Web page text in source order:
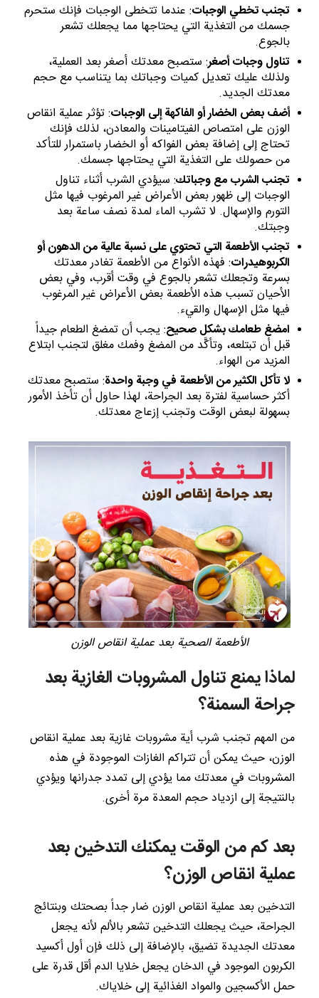
تجنب تخطي الوجبات: عندما تتخطى الوجبات فإنك ستحرم
جسمك من التغذية التي يحتاجها مما يجعلك تشعر
بالجوع.
تناول وجبات أصغر: ستصبح معدتك أصغر بعد العملية،
ولذلك عليك تعديل كميات وجباتك بما يتناسب مع حجم
معدتك الجديد.
أضف بعض الخضار أو الفاكهة إلى الوجبات: تؤثر عملية انقاص
الوزن على امتصاص الفيتامينات والمعادن، لذلك فإنك
تحتاج إلى إضافة بعض الفواكه أو الخضار باستمرار للتأكد
من حصولك على التغذية التي يحتاجها جسمك.
تجنب الشرب مع وجباتك: سيؤدي الشرب أثناء تناول
الوجبات إلى ظهور بعض الأعراض غير المرغوب فيها مثل
التورم والإسهال. لا تشرب الماء لمدة نصف ساعة بعد
وجبتك.
تجنب الأطعمة التي تحتوي على نسبة عالية من الدهون أو
الكربوهيدرات: فهذه الأنواع من الأطعمة تغادر معدتك
بسرعة وتجعلك تشعر بالجوع في وقت أقرب، وفي بعض
الأحيان تسبب هذه الأطعمة بعض الأعراض غير المرغوب
فيها مثل الإسهال والقيء.
امضغ طعامك بشكل صحيح: يجب أن تمضغ الطعام جيداً
قبل أن تبتلعه، وتأكَّد من المضغ وفمك مغلق لتجنب ابتلاع
المزيد من الهواء.
لا تأكل الكثير من الأطعمة في وجبة واحدة: ستصبح معدتك
أكثر حساسية لفترة بعد الجراحة، لهذا حاول أن تأخذ الأمور
بسهولة لبعض الوقت وتجنب إزعاج معدتك.
الأطعمة الصحية بعد عملية انقاص الوزن
لماذا يمنع تناول المشروبات الغازية بعد
جراحة السمنة؟
من المهم تجنب شرب أية مشروبات غازية بعد عملية انقاص
الوزن، حيث يمكن أن تتراكم الغازات الموجودة في هذه
المشروبات في معدتك مما يؤدي إلى تمدد جدرانها ويؤدي
بالنتيجة إلى ازدياد حجم المعدة مرة أخرى.
بعد كم من الوقت يمكنك التدخين بعد
عملية انقاص الوزن؟
التدخين بعد عملية انقاص الوزن ضار جداً بصحتك وبنتائج
الجراحة، حيث يجعلك التدخين تشعر بالألم لأنه يجعل
معدتك الجديدة تضيق، بالإضافة إلى ذلك فإن أول أكسيد
الكربون الموجود في الدخان يجعل خلايا الدم أقل قدرة على
حمل الأكسجين والمواد الغذائية إلى خلاياك.